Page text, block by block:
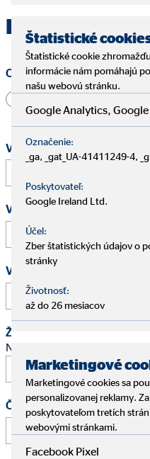
Kontaktujte
Oslovenie
Vaše meno a priezvisko
Vaša e-mailová adresa
Vaše telefónne číslo
Žiadosť o schôdzku
Navrhnite stretnutie na
Čas
Štatistické
Štatistické cookie
informácie nám pomáhajú
našu webovú stránku.
Google Analytics,
Označenie:
_ga, _gat_UA-41411249-4,
Poskytovateľ:
Google Ireland Ltd.
Účel:
Zber štatistických údajov o
stránky
Životnosť:
až do 26 mesiacov
Marketingové
Marketingové cookies sa
personalizovanej reklamy.
poskytovateľom tretích
webovými stránkami.
Facebook Pixel